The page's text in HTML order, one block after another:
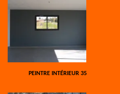
PEINTRE INTÉRIEUR 35